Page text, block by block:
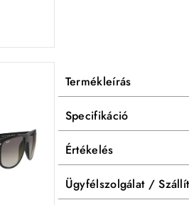
Termékleírás
Specifikáció
Értékelés
Ügyfélszolgálat /